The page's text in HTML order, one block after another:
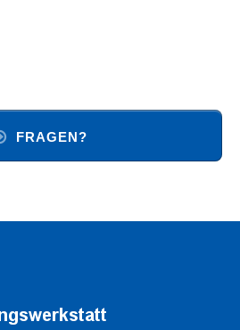
FRAGEN?